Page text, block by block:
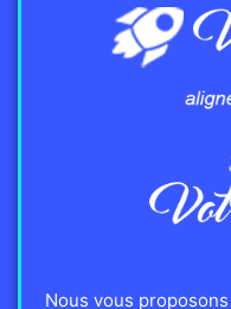
Nous vous